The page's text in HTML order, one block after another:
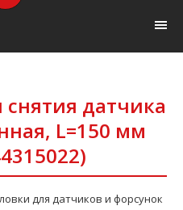
снятия датчика
L=150 мм
для датчиков и форсунок